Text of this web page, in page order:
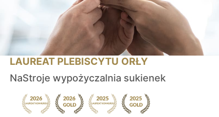
LAUREAT PLEBISCYTU ORŁY
NaStroje wypożyczalnia sukienek